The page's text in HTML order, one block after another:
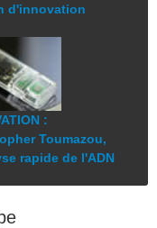
d'innovation
:
Toumazou,
rapide de l'ADN